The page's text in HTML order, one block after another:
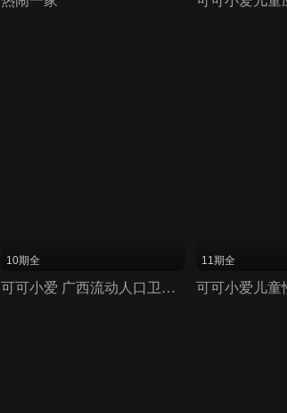
10期全
可可小爱 广西流动人口卫生计生系列
11期全
可可小爱儿童